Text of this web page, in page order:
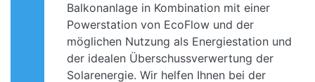
Balkonanlage in Kombination mit einer
Powerstation von EcoFlow und der
möglichen Nutzung als Energiestation und
der idealen Überschussverwertung der
Solarenergie. Wir helfen Ihnen bei der